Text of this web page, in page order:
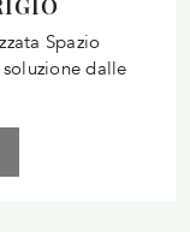
Spazio
dalle